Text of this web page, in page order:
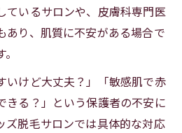
ているサロンや、皮膚科専門医
あり、肌質に不安がある場合で
いけど大丈夫？」「敏感肌で赤
きる？」という保護者の不安に
ズ脱毛サロンでは具体的な対応